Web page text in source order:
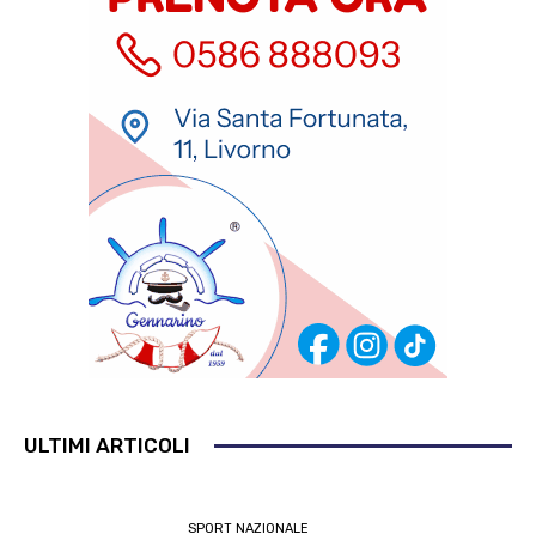
ULTIMI ARTICOLI
SPORT NAZIONALE